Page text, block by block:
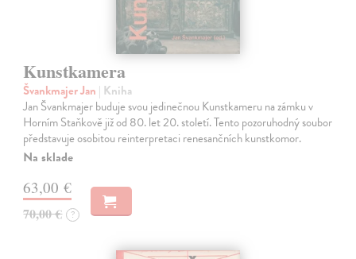
Kunstkamera
Švankmajer Jan | Kniha
Jan Švankmajer buduje svou jedinečnou Kunstkameru na zámku v
Horním Staňkově již od 80. let 20. století. Tento pozoruhodný soubor
představuje osobitou reinterpretaci renesančních kunstkomor.
Na sklade
63,00 €
70,00 € ?